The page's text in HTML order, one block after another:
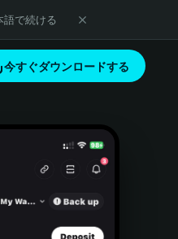
語で続ける
今すぐダウンロードする